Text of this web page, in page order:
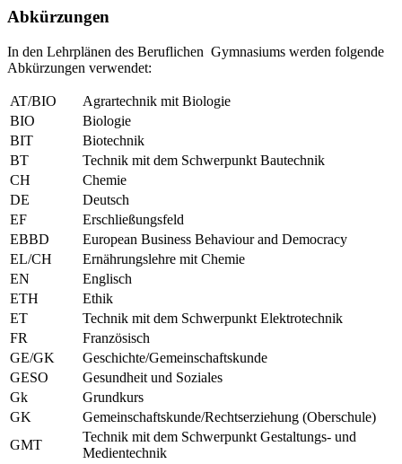
Abkürzungen
In den Lehrplänen des Beruflichen Gymnasiums werden folgende
Abkürzungen verwendet:
AT/BIO
Agrartechnik mit Biologie
BIO
Biologie
BIT
Biotechnik
BT
Technik mit dem Schwerpunkt Bautechnik
CH
Chemie
DE
Deutsch
EF
Erschließungsfeld
EBBD
European Business Behaviour and Democracy
EL/CH
Ernährungslehre mit Chemie
EN
Englisch
ETH
Ethik
ET
Technik mit dem Schwerpunkt Elektrotechnik
FR
Französisch
GE/GK
Geschichte/Gemeinschaftskunde
GESO
Gesundheit und Soziales
Gk
Grundkurs
GK
Gemeinschaftskunde/Rechtserziehung (Oberschule)
GMT
Technik mit dem Schwerpunkt Gestaltungs- und
Medientechnik